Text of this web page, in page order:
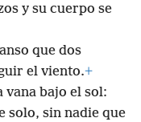
y su cuerpo se
que dos
el viento.+
vana bajo el sol:
solo, sin nadie que